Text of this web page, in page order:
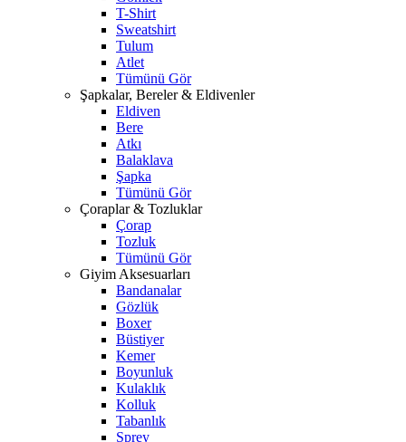
T-Shirt
Sweatshirt
Tulum
Atlet
Tümünü Gör
Şapkalar, Bereler & Eldivenler
Eldiven
Bere
Atkı
Balaklava
Şapka
Tümünü Gör
Çoraplar & Tozluklar
Çorap
Tozluk
Tümünü Gör
Giyim Aksesuarları
Bandanalar
Gözlük
Boxer
Büstiyer
Kemer
Boyunluk
Kulaklık
Kolluk
Tabanlık
Sprey